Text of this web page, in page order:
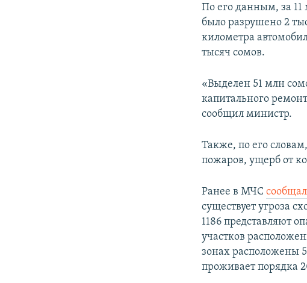
По его данным, за 11
было разрушено 2
километра
тысяч сомов.
«Выделен 51 млн
капитального
сообщил министр.
Также, по его
пожаров, ущерб от
Ранее в МЧС
существует угроза
1186 представляют
участков
зонах расположены
проживает порядка